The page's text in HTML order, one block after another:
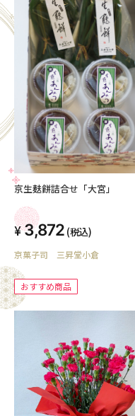
京生麸餅詰合せ「大宮」
3,872 (税込)
京菓子司 三昇堂小倉
おすすめ商品